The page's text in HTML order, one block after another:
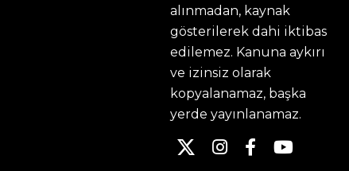
alınmadan, kaynak
gösterilerek dahi iktibas
edilemez. Kanuna aykırı
ve izinsiz olarak
kopyalanamaz, başka
yerde yayınlanamaz.